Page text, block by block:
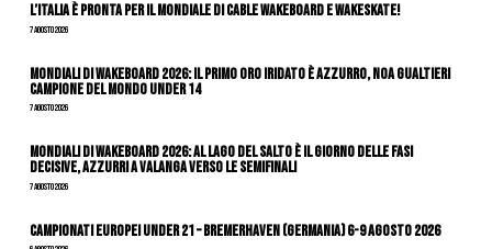
L’Italia è pronta per il Mondiale di Cable Wakeboard e Wakeskate!
7 Agosto 2026
Mondiali di Wakeboard 2026: il primo oro iridato è azzurro, Noa Gualtieri
campione del mondo Under 14
7 Agosto 2026
Mondiali di Wakeboard 2026: al Lago del Salto è il giorno delle fasi
decisive, azzurri a valanga verso le semifinali
7 Agosto 2026
Campionati Europei Under 21 – Bremerhaven (Germania) 6-9 agosto 2026